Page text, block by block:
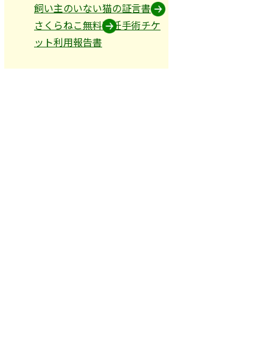
飼い主のいない猫の証言書
さくらねこ無料不妊手術チケ
ット利用報告書